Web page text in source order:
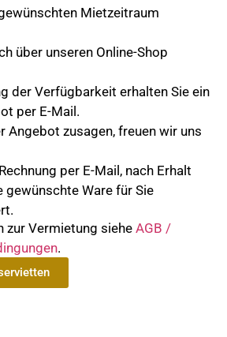
Mietzeitraum
über unseren Online-Shop
der Verfügbarkeit erhalten Sie ein
per E-Mail.
Angebot zusagen, freuen wir uns
per E-Mail, nach Erhalt
gewünschte Ware für Sie
zur Vermietung siehe AGB /
.